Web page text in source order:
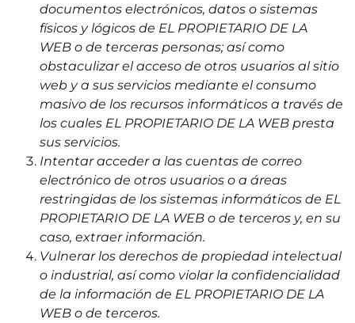
documentos electrónicos, datos o sistemas
físicos y lógicos de EL PROPIETARIO DE LA
WEB o de terceras personas; así como
obstaculizar el acceso de otros usuarios al sitio
web y a sus servicios mediante el consumo
masivo de los recursos informáticos a través de
los cuales EL PROPIETARIO DE LA WEB presta
sus servicios.
Intentar acceder a las cuentas de correo
electrónico de otros usuarios o a áreas
restringidas de los sistemas informáticos de EL
PROPIETARIO DE LA WEB o de terceros y, en su
caso, extraer información.
Vulnerar los derechos de propiedad intelectual
o industrial, así como violar la confidencialidad
de la información de EL PROPIETARIO DE LA
WEB o de terceros.